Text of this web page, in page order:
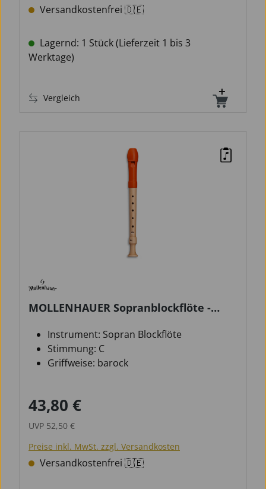
Versandkostenfrei 🇩🇪
Lagernd: 1 Stück (Lieferzeit 1 bis 3
Werktage)
Vergleich
MOLLENHAUER Sopranblockflöte -
Instrument: Sopran Blockflöte
Stimmung: C
Griffweise: barock
Verkaufspreis:
43,80 €
UVP 52,50 €
Preise inkl. MwSt. zzgl. Versandkosten
Versandkostenfrei 🇩🇪